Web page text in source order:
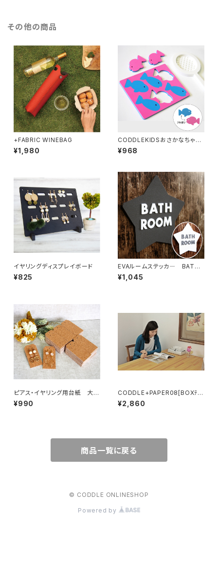
その他の商品
+FABRIC WINEBAG
¥1,980
CODDLEKIDSおさかなちゃん
パステル
¥968
イヤリングディスプレイボード
¥825
EVAルームステッカ― BATH
ROOM
¥1,045
ピアス・イヤリング用台紙 大
コルク 50枚
¥990
CODDLE+PAPER08[BOXﾃｨｯ
ｼｭｹｰｽ]
¥2,860
商品一覧に戻る
© CODDLE ONLINESHOP
Powered by